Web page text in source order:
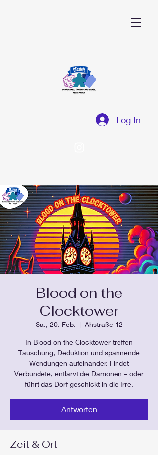
Log In
Blood on the
Clocktower
Sa., 20. Feb.
  |
Ahstraße 12
In Blood on the Clocktower treffen
Täuschung, Deduktion und spannende
Wendungen aufeinander. Findet
Verbündete, entlarvt die Dämonen – oder
führt das Dorf geschickt in die Irre.
Antworten
Zeit & Ort